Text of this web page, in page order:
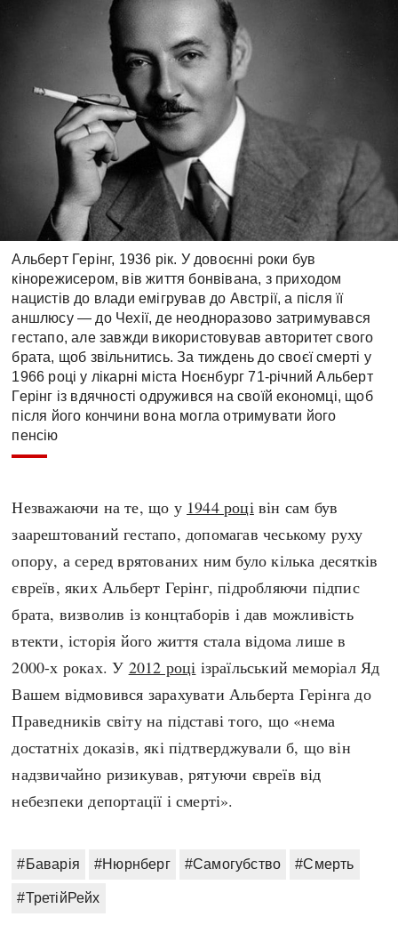
Альберт Герінг, 1936 рік. У довоєнні роки був
кінорежисером, вів життя бонвівана, з приходом
нацистів до влади емігрував до Австрії, а після її
аншлюсу — до Чехії, де неодноразово затримувався
гестапо, але завжди використовував авторитет свого
брата, щоб звільнитись. За тиждень до своєї смерті у
1966 році у лікарні міста Ноєнбург 71-річний Альберт
Герінг із вдячності одружився на своїй економці, щоб
після його кончини вона могла отримувати його
пенсію
Незважаючи на те, що у 1944 роцівін сам був
заарештований гестапо, допомагав чеському руху
опору, а серед врятованих ним було кілька десятків
євреїв, яких Альберт Герінг, підробляючи підпис
брата, визволив із концтаборів і дав можливість
втекти, історія його життя стала відома лише в
2000-х роках. У 2012 році ізраїльський меморіал Яд
Вашем відмовився зарахувати Альберта Герінга до
Праведників світу на підставі того, що «нема
достатніх доказів, які підтверджували б, що він
надзвичайно ризикував, рятуючи євреїв від
небезпеки депортації і смерті».
#Баварія #Нюрнберг #Самогубство #Смерть
#ТретійРейх